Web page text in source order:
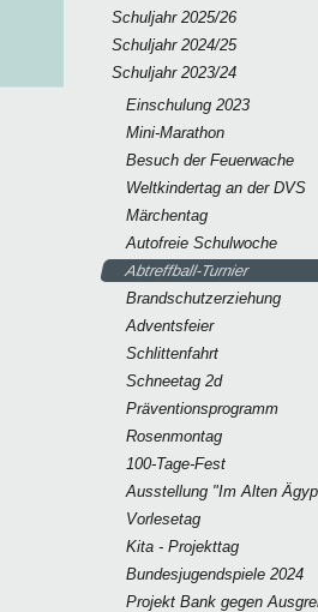
Schuljahr 2025/26
Schuljahr 2024/25
Schuljahr 2023/24
Einschulung 2023
Mini-Marathon
Besuch der Feuerwache
Weltkindertag an der DVS
Märchentag
Autofreie Schulwoche
Abtreffball-Turnier
Brandschutzerziehung
Adventsfeier
Schlittenfahrt
Schneetag 2d
Präventionsprogramm
Rosenmontag
100-Tage-Fest
Ausstellung "Im Alten
Vorlesetag
Kita - Projekttag
Bundesjugendspiele 2024
Projekt Bank gegen